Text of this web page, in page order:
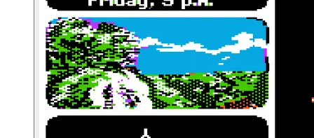
01:53:23 Internationale Versionen, auch in Deutschland
01:54:54 Carmen Sandiego im Fernsehen!
01:57:24 Massenhaft Produkte und Ableger